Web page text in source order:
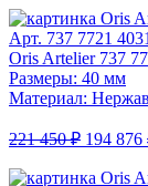
Арт. 737 7721
Oris Artelier 737
Размеры: 40 мм
Материал:
221 450 ₽ 194 876